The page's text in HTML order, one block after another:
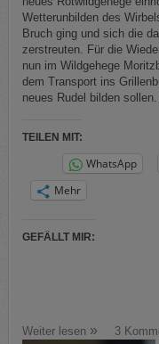
Wetterunbilden des
Bruch ging und sich die
zerstreuten. Für die
nun im Wildgehege
dem Transport ins
neues Rudel bilden
TEILEN MIT:
WhatsApp
Mehr
GEFÄLLT MIR:
Weiter lesen 3